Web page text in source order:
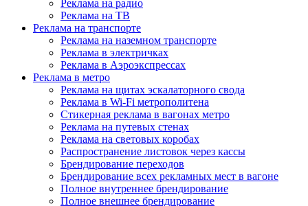
Реклама на радио
Реклама на ТВ
Реклама на транспорте
Реклама на наземном транспорте
Реклама в электричках
Реклама в Аэроэкспрессах
Реклама в метро
Реклама на щитах эскалаторного свода
Реклама в Wi-Fi метрополитена
Стикерная реклама в вагонах метро
Реклама на путевых стенах
Реклама на световых коробах
Распространение листовок через кассы
Брендирование переходов
Брендирование всех рекламных мест в вагоне
Полное внутреннее брендирование
Полное внешнее брендирование